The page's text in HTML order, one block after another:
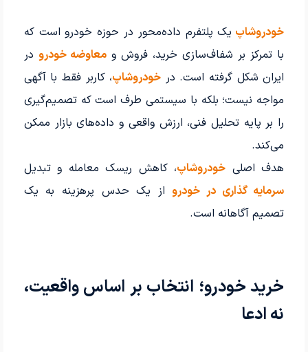
خودروشاپ یک پلتفرم داده‌محور در حوزه خودرو است که
با تمرکز بر شفاف‌سازی خرید، فروش ومعاوضه خودرو در
ایران شکل گرفته است. در خودروشاپ، کاربر فقط با آگهی
مواجه نیست؛ بلکه با سیستمی طرف است که تصمیم‌گیری
را بر پایه تحلیل فنی، ارزش واقعی و داده‌های بازار ممکن
می‌کند.
هدف اصلی خودروشاپ، کاهش ریسک معامله و تبدیل
سرمایه گذاری در خودرواز یک حدس پرهزینه به یک
تصمیم آگاهانه است.
خرید خودرو؛ انتخاب بر اساس واقعیت،
نه ادعا